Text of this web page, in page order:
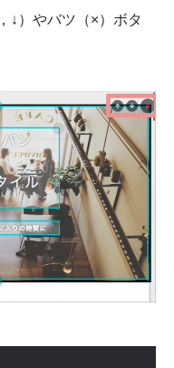
↓）やバツ（×）ボタ